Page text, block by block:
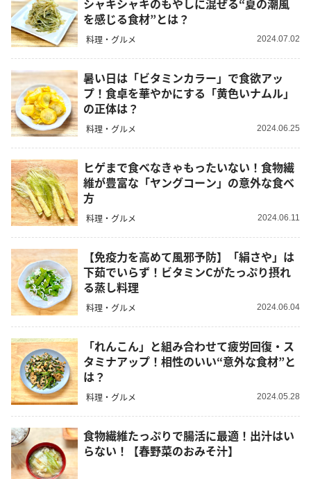
シャキシャキのもやしに混ぜる“夏の潮風
を感じる食材”とは？
料理・グルメ 2024.07.02
暑い日は「ビタミンカラー」で食欲アッ
プ！食卓を華やかにする「黄色いナムル」
の正体は？
料理・グルメ 2024.06.25
ヒゲまで食べなきゃもったいない！食物繊
維が豊富な「ヤングコーン」の意外な食べ
方
料理・グルメ 2024.06.11
【免疫力を高めて風邪予防】「絹さや」は
下茹でいらず！ビタミンCがたっぷり摂れ
る蒸し料理
料理・グルメ 2024.06.04
「れんこん」と組み合わせて疲労回復・ス
タミナアップ！相性のいい“意外な食材”と
は？
料理・グルメ 2024.05.28
食物繊維たっぷりで腸活に最適！出汁はい
らない！【春野菜のおみそ汁】